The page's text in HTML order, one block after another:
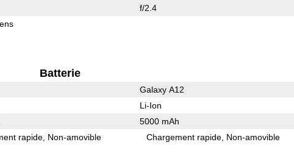
f/2.4
Batterie
Galaxy A12
Li-Ion
5000 mAh
rapide Non-amovible Chargement rapide Non-amovible